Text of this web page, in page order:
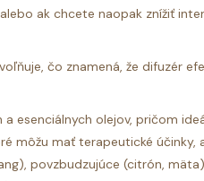
ak chcete naopak znížiť
čo znamená, že difuzér
a esenciálnych olejov, pričom
môžu mať terapeutické účinky,
povzbudzujúce (citrón,